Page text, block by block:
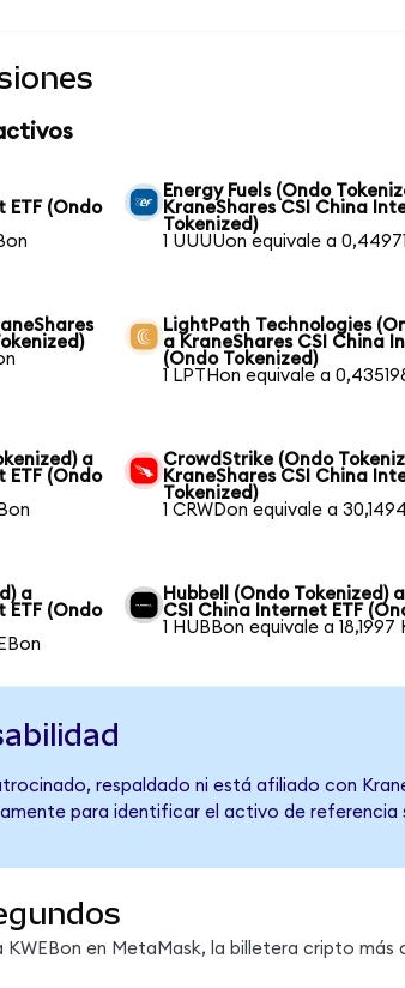
ETF (Ondo
Energy Fuels (Ondo
KraneShares CSI China
Tokenized)
1 UUUUon equivale a
LightPath Technologies
a KraneShares CSI China
(Ondo Tokenized)
1 LPTHon equivale a
a
ETF (Ondo
CrowdStrike (Ondo
KraneShares CSI China
Tokenized)
1 CRWDon equivale a
a
ETF (Ondo
Hubbell (Ondo Tokenized)
CSI China Internet ETF
1 HUBBon equivale a 18,1997
respaldado ni está afiliado con
para identificar el activo de referencia
en MetaMask, la billetera cripto más